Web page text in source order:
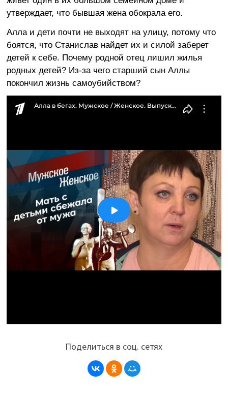
утверждает, что бывшая жена обокрала его.
Алла и дети почти не выходят на улицу, потому что
боятся, что Станислав найдет их и силой заберет
детей к себе. Почему родной отец лишил жилья
родных детей? Из-за чего старший сын Аллы
покончил жизнь самоубийством?
Поделиться в соц. сетях